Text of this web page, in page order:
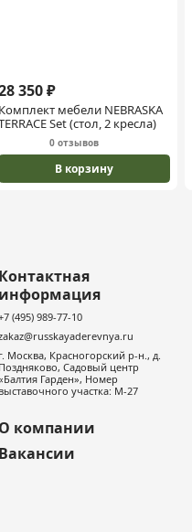
350 ₽
Комплект мебели NEBRASKA
Set (стол, 2 кресла)
0 отзывов
В корзину
Контактная
информация
(495) 989-77-10
г. Москва, Красногорский р-н., д.
Поздняково, Садовый центр
Гарден», Номер
выставочного участка: М-27
О компании
Вакансии